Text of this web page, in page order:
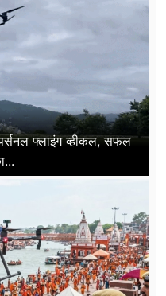
फ्लाइंग व्हीकल, सफल